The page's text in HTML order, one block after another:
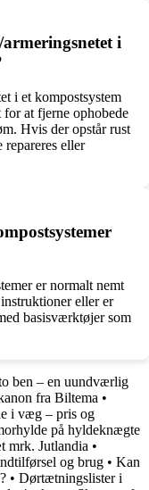
i
i et kompostsystem
for at fjerne ophobede
Hvis der opstår rust
repareres eller
er normalt nemt
eller er
basisværktøjer som
ben – en uundværlig
fra Biltema •
i væg – pris og
på hyldeknægte
mrk. Jutlandia •
og brug • Kan
• Dørtætningslister i